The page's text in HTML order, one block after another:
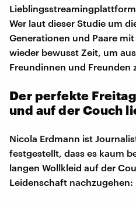
Wer laut dieser Studie um
Generationen und Paare
wieder bewusst Zeit, um
Freundinnen und Freunden
Der perfekte
und auf der Couch
Nicola Erdmann ist
festgestellt, dass es kaum
langen Wollkleid auf der
Leidenschaft nachzugehen: